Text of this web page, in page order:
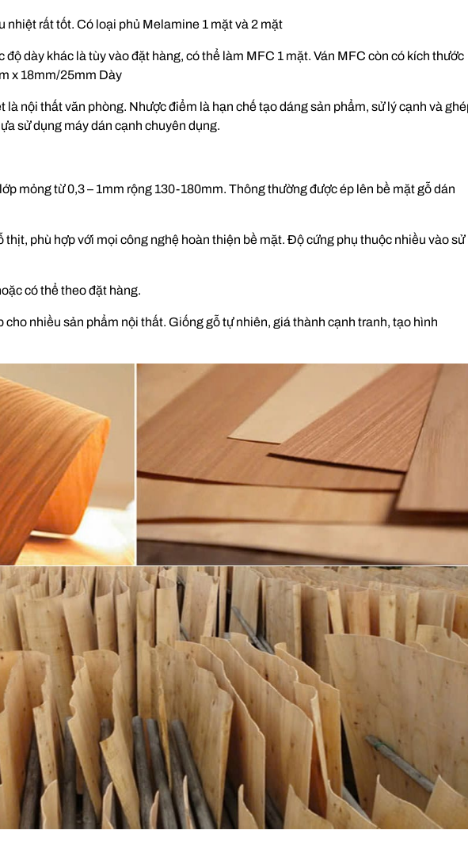
nhiệt rất tốt. Có loại phủ Melamine 1 mặt và 2 mặt
độ dày khác là tùy vào đặt hàng, có thể làm MFC 1 mặt. Ván MFC còn có kích thước
x 18mm/25mm Dày
là nội thất văn phòng. Nhược điểm là hạn chế tạo dáng sản phẩm, sử lý cạnh và
sử dụng máy dán cạnh chuyên dụng.
mỏng từ 0,3 – 1mm rộng 130-180mm. Thông thường được ép lên bề mặt gỗ dán
thịt, phù hợp với mọi công nghệ hoàn thiện bề mặt. Độ cứng phụ thuộc nhiều vào sử
có thể theo đặt hàng.
cho nhiều sản phẩm nội thất. Giống gỗ tự nhiên, giá thành cạnh tranh, tạo hình